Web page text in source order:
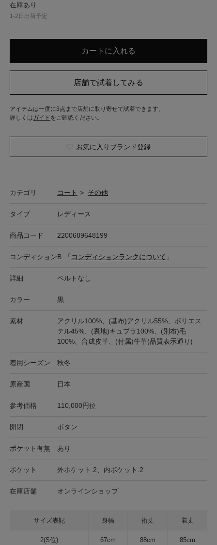
在庫あり
1-2日出荷予定
アイテムは一度に3点まで店舗に取り寄せて試着できます。
詳しくはガイド をご確認ください。
お気に入りブランド登録
カテゴリ コート > その他
タイプ レディース
商品コード 2200689648199
コンディションB 「 コンディションランクについて 」
詳細 ベルトなし
カラー 黒
素材
アクリル100%、(基布)アクリル55%、ポリエス
テル45%、(裏地)キュプラ100%、(別布)毛
100%、合成皮革、(付属)牛革(品質表示通り)
着用シーズン 秋冬
原産国 日本
参考価格 110,000円位
開閉 ボタン
ポケット有無 あり
ポケット 外ポケット:2、内ポケット:2
在庫店舗 オンラインショップ
サイズ表記 身幅 裄丈 着丈
2(S位) 67cm 88cm 85cm